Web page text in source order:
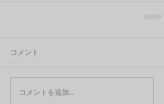
コメント
コメントを追加…